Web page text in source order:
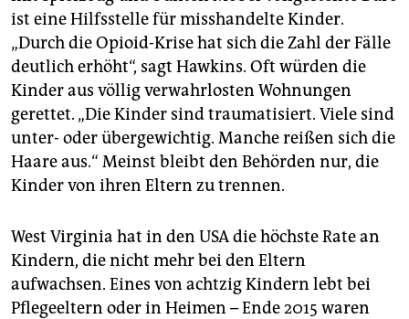
ist eine Hilfsstelle für misshandelte Kinder.
„Durch die Opioid-Krise hat sich die Zahl der Fälle
deutlich erhöht“, sagt Hawkins. Oft würden die
Kinder aus völlig verwahrlosten Wohnungen
gerettet. „Die Kinder sind traumatisiert. Viele sind
unter- oder übergewichtig. Manche reißen sich die
Haare aus.“ Meinst bleibt den Behörden nur, die
Kinder von ihren Eltern zu trennen.
West Virginia hat in den USA die höchste Rate an
Kindern, die nicht mehr bei den Eltern
aufwachsen. Eines von achtzig Kindern lebt bei
Pflegeeltern oder in Heimen – Ende 2015 waren